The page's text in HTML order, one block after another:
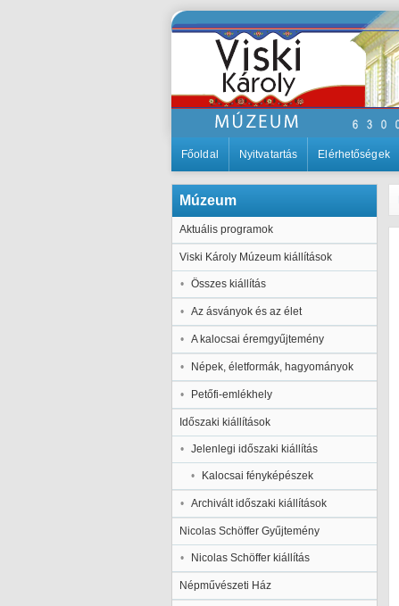
Főoldal Nyitvatartás Elérhetőségek
Múzeum
Aktuális programok
Viski Károly Múzeum kiállítások
Összes kiállítás
Az ásványok és az élet
A kalocsai éremgyűjtemény
Népek, életformák, hagyományok
Petőfi-emlékhely
Időszaki kiállítások
Jelenlegi időszaki kiállítás
Kalocsai fényképészek
Archivált időszaki kiállítások
Nicolas Schöffer Gyűjtemény
Nicolas Schöffer kiállítás
Népművészeti Ház